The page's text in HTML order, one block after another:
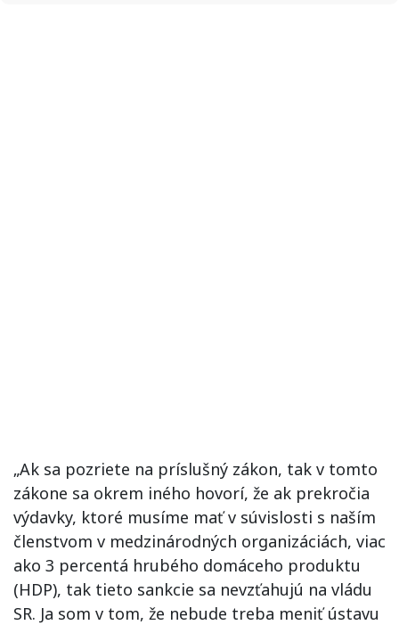
„Ak sa pozriete na príslušný zákon, tak v tomto
zákone sa okrem iného hovorí, že ak prekročia
výdavky, ktoré musíme mať v súvislosti s naším
členstvom v medzinárodných organizáciách, viac
ako 3 percentá hrubého domáceho produktu
(HDP), tak tieto sankcie sa nevzťahujú na vládu
SR. Ja som v tom, že nebude treba meniť ústavu